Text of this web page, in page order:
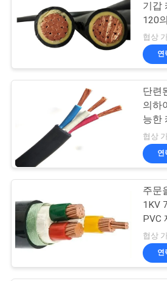
투
품
리
연
락
처
낮은 연기 0
겐 케이블
화재 방지 케
기갑
120
장 격
연
단련
의하
능한
VVR
연
주문
1KV
PVC
집 색
연